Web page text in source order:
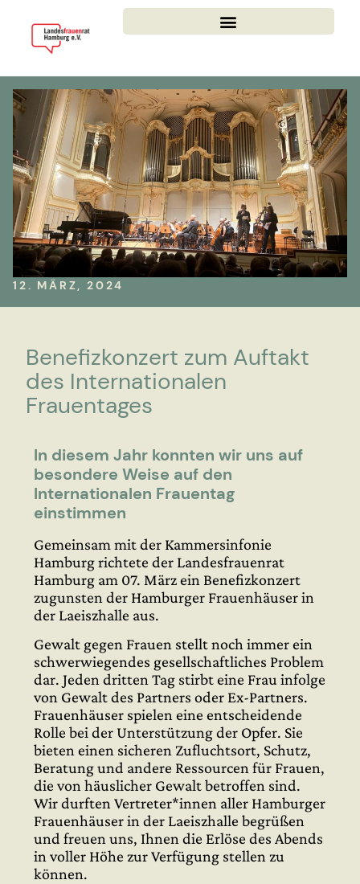
12. MÄRZ, 2024
Benefizkonzert zum Auftakt
des Internationalen
Frauentages
In diesem Jahr konnten wir uns auf
besondere Weise auf den
Internationalen Frauentag
einstimmen
Gemeinsam mit der Kammersinfonie
Hamburg richtete der Landesfrauenrat
Hamburg am 07. März ein Benefizkonzert
zugunsten der Hamburger Frauenhäuser in
der Laeiszhalle aus.
Gewalt gegen Frauen stellt noch immer ein
schwerwiegendes gesellschaftliches Problem
dar. Jeden dritten Tag stirbt eine Frau infolge
von Gewalt des Partners oder Ex-Partners.
Frauenhäuser spielen eine entscheidende
Rolle bei der Unterstützung der Opfer. Sie
bieten einen sicheren Zufluchtsort, Schutz,
Beratung und andere Ressourcen für Frauen,
die von häuslicher Gewalt betroffen sind.
Wir durften Vertreter*innen aller Hamburger
Frauenhäuser in der Laeiszhalle begrüßen
und freuen uns, Ihnen die Erlöse des Abends
in voller Höhe zur Verfügung stellen zu
können.